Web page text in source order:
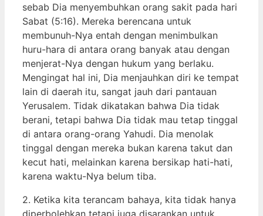
sebab Dia menyembuhkan orang sakit pada hari
Sabat (5:16). Mereka berencana untuk
membunuh-Nya entah dengan menimbulkan
huru-hara di antara orang banyak atau dengan
menjerat-Nya dengan hukum yang berlaku.
Mengingat hal ini, Dia menjauhkan diri ke tempat
lain di daerah itu, sangat jauh dari pantauan
Yerusalem. Tidak dikatakan bahwa Dia tidak
berani, tetapi bahwa Dia tidak mau tetap tinggal
di antara orang-orang Yahudi. Dia menolak
tinggal dengan mereka bukan karena takut dan
kecut hati, melainkan karena bersikap hati-hati,
karena waktu-Nya belum tiba.
2. Ketika kita terancam bahaya, kita tidak hanya
diperbolehkan tetapi juga disarankan untuk